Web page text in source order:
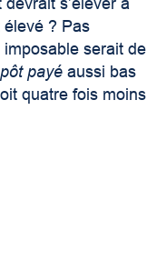
s’élever à
? Pas
serait de
payé aussi bas
quatre fois moins